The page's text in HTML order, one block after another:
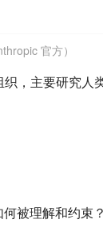
官方）
，主要研究人
被理解和约束？